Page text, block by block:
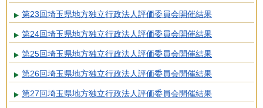
第23回埼玉県地方独立行政法人評価委員会開催結果
第24回埼玉県地方独立行政法人評価委員会開催結果
第25回埼玉県地方独立行政法人評価委員会開催結果
第26回埼玉県地方独立行政法人評価委員会開催結果
第27回埼玉県地方独立行政法人評価委員会開催結果